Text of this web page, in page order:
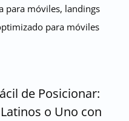
para móviles, landings
para móviles
de Posicionar:
o Uno con